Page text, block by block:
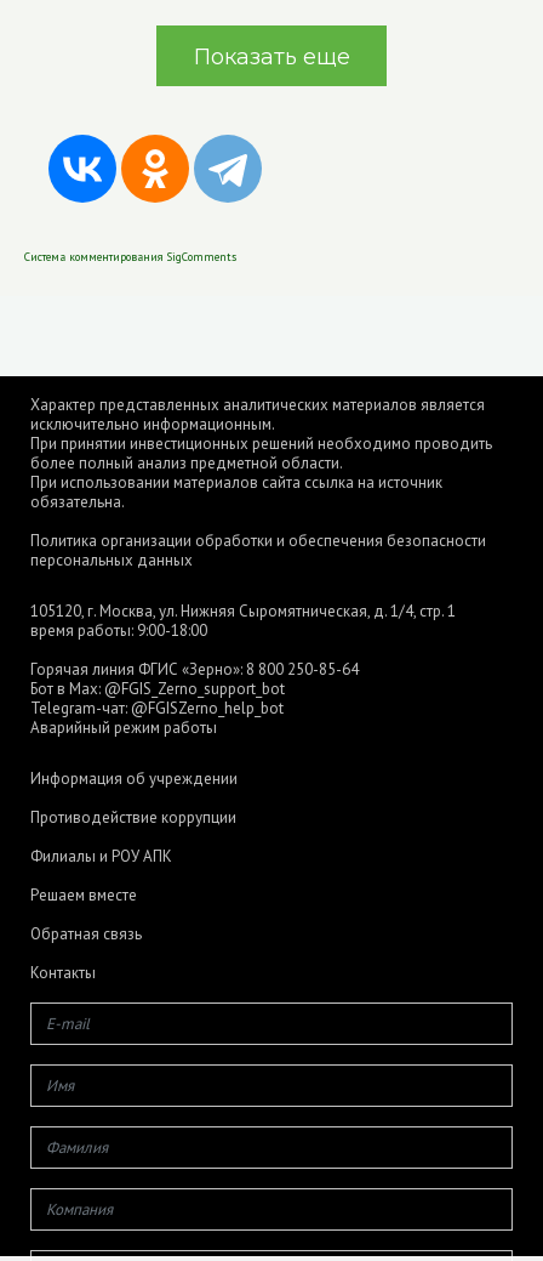
Показать еще
Система комментирования SigComments
Характер представленных аналитических материалов является
исключительно информационным.
При принятии инвестиционных решений необходимо проводить
более полный анализ предметной области.
При использовании материалов сайта ссылка на источник
обязательна.
Политика организации обработки и обеспечения безопасности
персональных данных
105120, г. Москва, ул. Нижняя Сыромятническая, д. 1/4, стр. 1
время работы: 9:00-18:00
Горячая линия ФГИС «Зерно»: 8 800 250-85-64
Бот в Max: @FGIS_Zerno_support_bot
Telegram-чат: @FGISZerno_help_bot
Аварийный режим работы
Информация об учреждении
Противодействие коррупции
Филиалы и РОУ АПК
Решаем вместе
Обратная связь
Контакты